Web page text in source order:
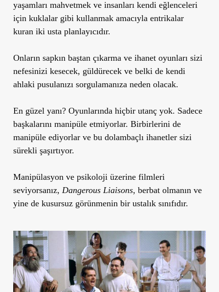
yaşamları mahvetmek ve insanları kendi eğlenceleri
için kuklalar gibi kullanmak amacıyla entrikalar
kuran iki usta planlayıcıdır.
Onların sapkın baştan çıkarma ve ihanet oyunları sizi
nefesinizi kesecek, güldürecek ve belki de kendi
ahlaki pusulanızı sorgulamanıza neden olacak.
En güzel yanı? Oyunlarında hiçbir utanç yok. Sadece
başkalarını manipüle etmiyorlar. Birbirlerini de
manipüle ediyorlar ve bu dolambaçlı ihanetler sizi
sürekli şaşırtıyor.
Manipülasyon ve psikoloji üzerine filmleri
seviyorsanız, Dangerous Liaisons, berbat olmanın ve
yine de kusursuz görünmenin bir ustalık sınıfıdır.